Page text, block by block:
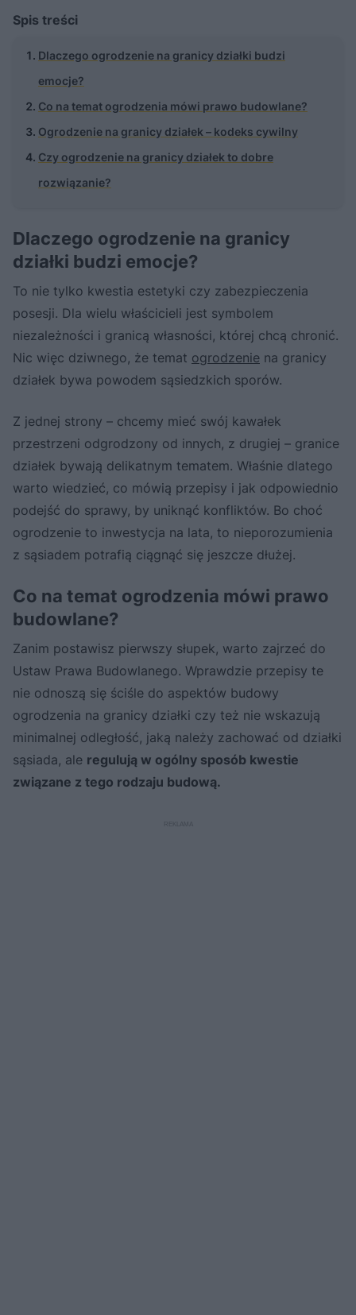
Spis treści
Dlaczego ogrodzenie na granicy działki budzi
emocje?
Co na temat ogrodzenia mówi prawo budowlane?
Ogrodzenie na granicy działek – kodeks cywilny
Czy ogrodzenie na granicy działek to dobre
rozwiązanie?
Dlaczego ogrodzenie na granicy
działki budzi emocje?
To nie tylko kwestia estetyki czy zabezpieczenia
posesji. Dla wielu właścicieli jest symbolem
niezależności i granicą własności, której chcą chronić.
Nic więc dziwnego, że temat ogrodzenie na granicy
działek bywa powodem sąsiedzkich sporów.
Z jednej strony – chcemy mieć swój kawałek
przestrzeni odgrodzony od innych, z drugiej – granice
działek bywają delikatnym tematem. Właśnie dlatego
warto wiedzieć, co mówią przepisy i jak odpowiednio
podejść do sprawy, by uniknąć konfliktów. Bo choć
ogrodzenie to inwestycja na lata, to nieporozumienia
z sąsiadem potrafią ciągnąć się jeszcze dłużej.
Co na temat ogrodzenia mówi prawo
budowlane?
Zanim postawisz pierwszy słupek, warto zajrzeć do
Ustaw Prawa Budowlanego. Wprawdzie przepisy te
nie odnoszą się ściśle do aspektów budowy
ogrodzenia na granicy działki czy też nie wskazują
minimalnej odległość, jaką należy zachować od działki
sąsiada, ale regulują w ogólny sposób kwestie
związane z tego rodzaju budową.